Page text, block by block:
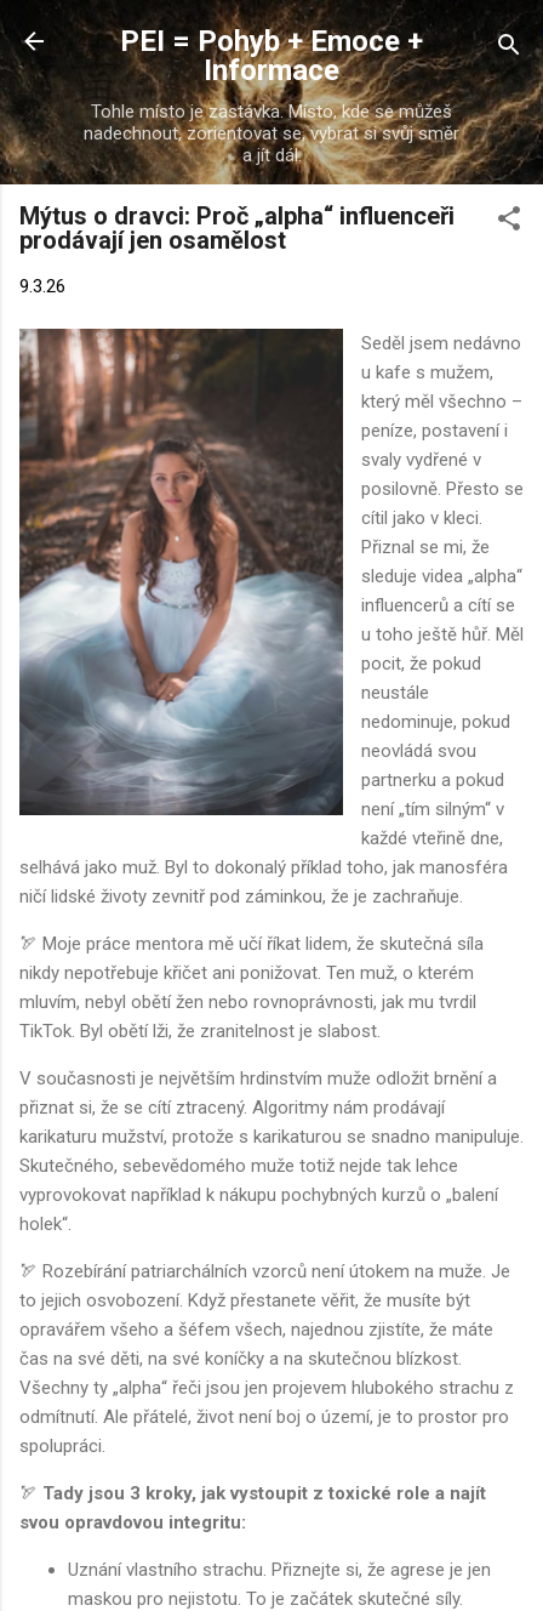
Přeskočit na hlavní obsah
PEI = Pohyb + Emoce +
Informace
Tohle místo je zastávka. Místo, kde se můžeš
nadechnout, zorientovat se, vybrat si svůj směr
a jít dál.
Mýtus o dravci: Proč „alpha“ influenceři
prodávají jen osamělost
9.3.26
Seděl jsem nedávno
u kafe s mužem,
který měl všechno –
peníze, postavení i
svaly vydřené v
posilovně. Přesto se
cítil jako v kleci.
Přiznal se mi, že
sleduje videa „alpha“
influencerů a cítí se
u toho ještě hůř. Měl
pocit, že pokud
neustále
nedominuje, pokud
neovládá svou
partnerku a pokud
není „tím silným“ v
každé vteřině dne,
selhává jako muž. Byl to dokonalý příklad toho, jak manosféra
ničí lidské životy zevnitř pod záminkou, že je zachraňuje.
🏹 Moje práce mentora mě učí říkat lidem, že skutečná síla
nikdy nepotřebuje křičet ani ponižovat. Ten muž, o kterém
mluvím, nebyl obětí žen nebo rovnoprávnosti, jak mu tvrdil
TikTok. Byl obětí lži, že zranitelnost je slabost.
V současnosti je největším hrdinstvím muže odložit brnění a
přiznat si, že se cítí ztracený. Algoritmy nám prodávají
karikaturu mužství, protože s karikaturou se snadno manipuluje.
Skutečného, sebevědomého muže totiž nejde tak lehce
vyprovokovat například k nákupu pochybných kurzů o „balení
holek“.
🏹 Rozebírání patriarchálních vzorců není útokem na muže. Je
to jejich osvobození. Když přestanete věřit, že musíte být
opravářem všeho a šéfem všech, najednou zjistíte, že máte
čas na své děti, na své koníčky a na skutečnou blízkost.
Všechny ty „alpha“ řeči jsou jen projevem hlubokého strachu z
odmítnutí. Ale přátelé, život není boj o území, je to prostor pro
spolupráci.
🏹 Tady jsou 3 kroky, jak vystoupit z toxické role a najít
svou opravdovou integritu:
Uznání vlastního strachu. Přiznejte si, že agrese je jen
maskou pro nejistotu. To je začátek skutečné síly.